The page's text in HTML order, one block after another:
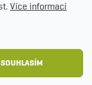
Více informací
SOUHLASÍM
Cookies